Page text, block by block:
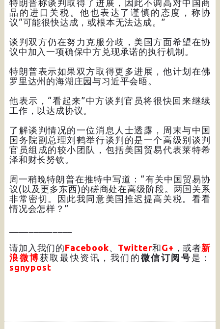
特朗普称谈判取得了进展，因此不调高对中国商
品的进口关税。他也表达了谨慎的态度，称协
议“可能很快达成，或根本无法达成。”
谈判双方仍在努力克服分歧，美国方面希望在协
议中加入一项确保中方兑现承诺的执行机制。
特朗普表示如果双方取得更多进展，他计划在佛
罗里达州的海湖庄园与习近平会晤。
他表示，“看起来”中方谈判官员将很快回来继续
工作，以达成协议。
了解谈判情况的一位消息人士透露，周末与中国
国务院副总理刘鹤举行谈判的是一个高级别谈判
官员组成的较小团队，包括美国贸易代表莱特希
泽和财长努钦。
周一稍晚特朗普在推特中写道：“有关中国贸易协
议(以及更多东西)的磋商处在高级阶段。两国关系
非常密切。因此我同意美国推迟提高关税。看看
情况会怎样？”
请加入我们的Facebook、 Twitter和G+ ，或者新
浪微博获取最快资讯，我们的 微信订阅号 是：
sgnypost